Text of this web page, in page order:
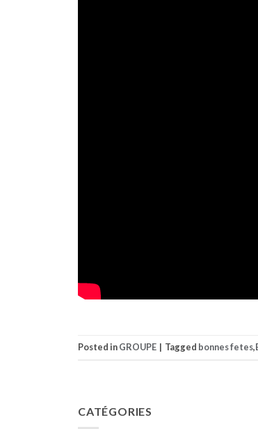
Posted inGROUPE | Tagged bonnes fetes,
CATÉGORIES